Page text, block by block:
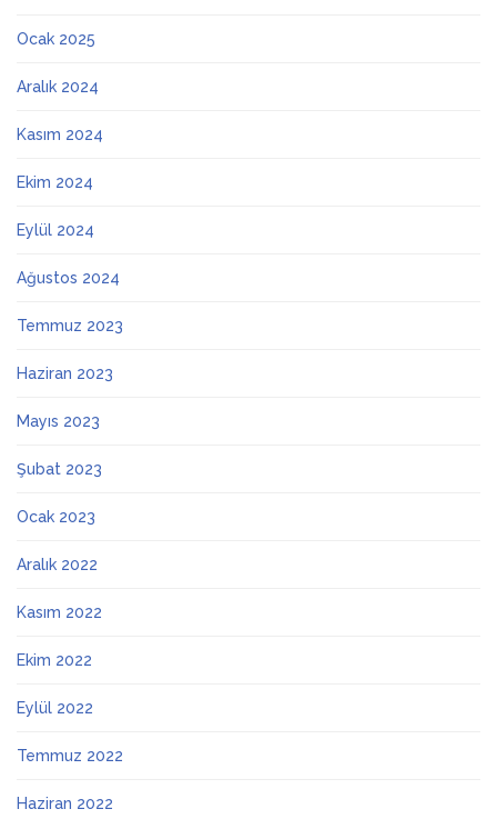
Ocak 2025
Aralık 2024
Kasım 2024
Ekim 2024
Eylül 2024
Ağustos 2024
Temmuz 2023
Haziran 2023
Mayıs 2023
Şubat 2023
Ocak 2023
Aralık 2022
Kasım 2022
Ekim 2022
Eylül 2022
Temmuz 2022
Haziran 2022